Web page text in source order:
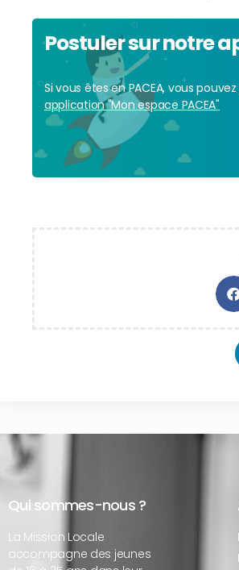
Postuler sur notre
Si vous êtes en PACEA, vous pouvez
application "Mon espace PACEA"
Qui sommes-nous ?
La Mission Locale
accompagne des jeunes